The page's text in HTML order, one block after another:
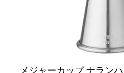
メジャーカップ ナラン